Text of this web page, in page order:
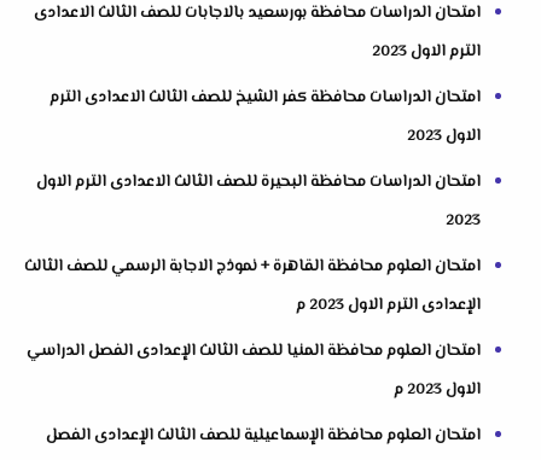
امتحان الدراسات محافظة بورسعيد بالاجابات للصف الثالث الاعدادى
الترم الاول 2023
امتحان الدراسات محافظة كفر الشيخ للصف الثالث الاعدادى الترم
الاول 2023
امتحان الدراسات محافظة البحيرة للصف الثالث الاعدادى الترم الاول
2023
امتحان العلوم محافظة القاهرة + نموذج الاجابة الرسمي للصف الثالث
الإعدادى الترم الاول 2023 م
امتحان العلوم محافظة المنيا للصف الثالث الإعدادى الفصل الدراسي
الاول 2023 م
امتحان العلوم محافظة الإسماعيلية للصف الثالث الإعدادى الفصل